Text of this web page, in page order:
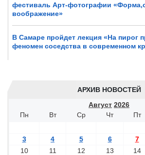
фестиваль Арт-фотографии
воображение»
В Самаре пройдет лекция «На пирог
феномен соседства в современном
АРХИВ НОВОСТЕЙ
Август 2026
Пн
Вт Ср Чт Пт
3
4 5 6 7
10
11 12 13 14